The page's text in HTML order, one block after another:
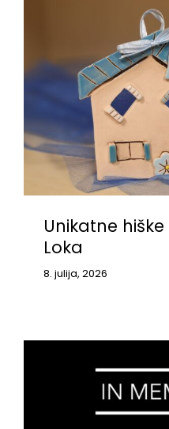
Unikatne
Loka
8. julija, 2026